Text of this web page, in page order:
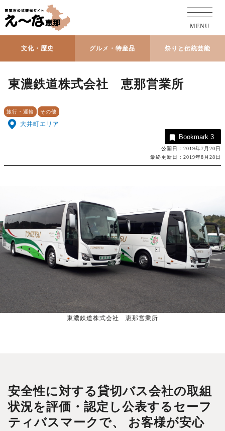
文化・歴史 グルメ・特産品 祭りと伝統芸能
MENU
東濃鉄道株式会社 恵那営業所
旅行・運輸 その他
大井町エリア
Bookmark 3
公開日：2019年7月20日
最終更新日：2019年8月28日
東濃鉄道株式会社 恵那営業所
安全性に対する貸切バス会社の取組
状況を評価・認定し公表するセーフ
ティバスマークで、
お客様が安心